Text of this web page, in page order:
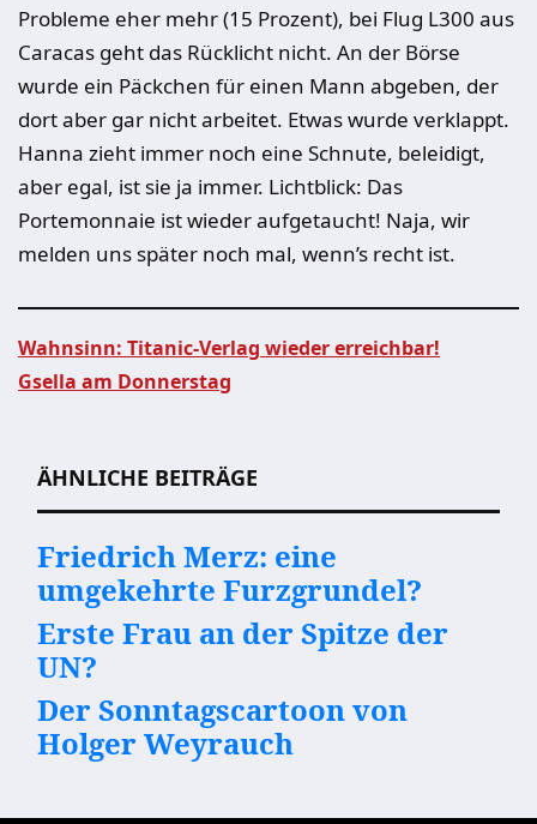
Probleme eher mehr (15 Prozent), bei Flug L300 aus
Caracas geht das Rücklicht nicht. An der Börse
wurde ein Päckchen für einen Mann abgeben, der
dort aber gar nicht arbeitet. Etwas wurde verklappt.
Hanna zieht immer noch eine Schnute, beleidigt,
aber egal, ist sie ja immer. Lichtblick: Das
Portemonnaie ist wieder aufgetaucht! Naja, wir
melden uns später noch mal, wenn’s recht ist.
Wahnsinn: Titanic-Verlag wieder erreichbar!
Gsella am Donnerstag
ÄHNLICHE BEITRÄGE
Friedrich Merz: eine
umgekehrte Furzgrundel?
Erste Frau an der Spitze der
UN?
Der Sonntagscartoon von
Holger Weyrauch